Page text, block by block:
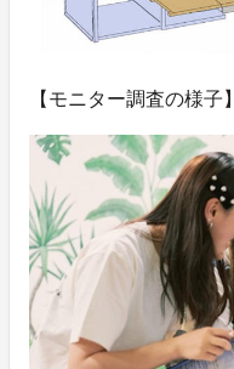
【モニター調査の様子】